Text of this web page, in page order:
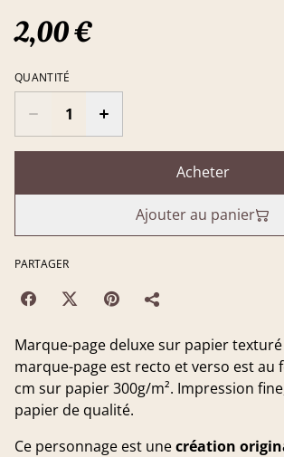
2,00 €
QUANTITÉ
Acheter
Ajouter au panier
PARTAGER
Marque-page deluxe sur papier
marque-page est recto et verso est au
cm sur papier 300g/m². Impression
papier de qualité.
Ce personnage est unecréation